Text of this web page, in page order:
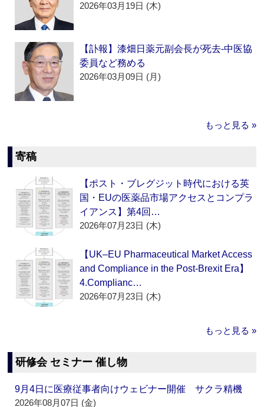
2026年03月19日 (木)
【訃報】漆畑日薬元副会長が死去‐中医協
委員など務める
2026年03月09日 (月)
もっと見る »
寄稿
【ポスト・ブレグジット時代における英
国・EUの医薬品市場アクセスとコンプラ
イアンス】第4回…
2026年07月23日 (木)
【UK–EU Pharmaceutical Market Access
and Compliance in the Post-Brexit Era】
4.Complianc…
2026年07月23日 (木)
もっと見る »
研修会 セミナー 催し物
9月4日に医療従事者向けウェビナー開催 サクラ精機
2026年08月07日 (金)